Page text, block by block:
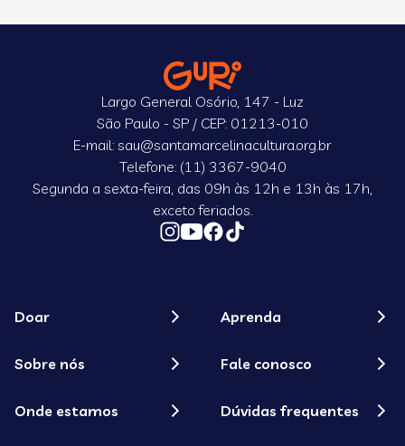
Largo General Osório, 147 - Luz
São Paulo - SP / CEP: 01213-010
E-mail: sau@santamarcelinacultura.org.br
Telefone: (11) 3367-9040
Segunda a sexta-feira, das 09h às 12h e 13h às 17h,
exceto feriados.
Doar
Sobre nós
Onde estamos
Aprenda
Fale conosco
Dúvidas frequentes